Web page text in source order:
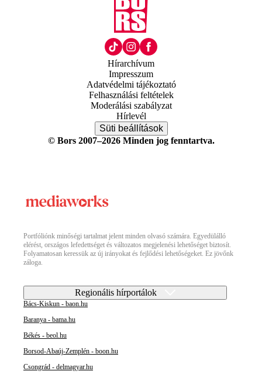
Hírarchívum
Impresszum
Adatvédelmi tájékoztató
Felhasználási feltételek
Moderálási szabályzat
Hírlevél
Süti beállítások
© Bors 2007–2026 Minden jog fenntartva.
Portfóliónk minőségi tartalmat jelent minden olvasó számára. Egyedülálló
elérést, országos lefedettséget és változatos megjelenési lehetőséget biztosít.
Folyamatosan keressük az új irányokat és fejlődési lehetőségeket. Ez jövőnk
záloga.
Regionális hírportálok
Bács-Kiskun - baon.hu
Baranya - bama.hu
Békés - beol.hu
Borsod-Abaúj-Zemplén - boon.hu
Csongrád - delmagyar.hu